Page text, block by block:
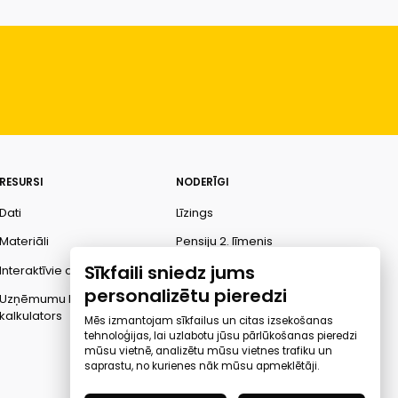
dati
kredītspējas
NODERĪGI
Līzings
Pensiju 2. līmenis
Finanšu pratība
Ombuds
Sīkfaili sniedz jums
personalizētu pieredzi
Mēs izmantojam sīkfailus un citas izsekošanas
tehnoloģijas, lai uzlabotu jūsu pārlūkošanas pieredzi
mūsu vietnē, analizētu mūsu vietnes trafiku un
saprastu, no kurienes nāk mūsu apmeklētāji.